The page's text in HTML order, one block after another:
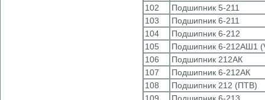
102
Подшипник 5-211
103
Подшипник 6-211
104
Подшипник 6-212
105
Подшипник 6-212АШ1
106
Подшипник 212АК
107
Подшипник 6-212АК
108
Подшипник 212 (ПТВ)